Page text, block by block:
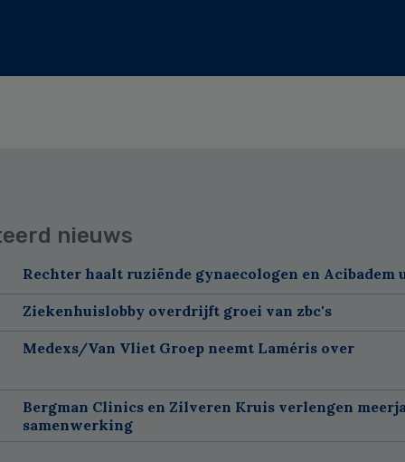
nieuws
Rechter haalt ruziënde gynaecologen en Acibadem
Ziekenhuislobby overdrijft groei van zbc's
Medexs/Van Vliet Groep neemt Laméris over
Bergman Clinics en Zilveren Kruis verlengen
samenwerking